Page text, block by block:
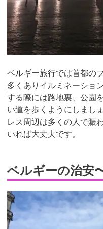
ベルギー旅行では首都の
多くありイルミネーショ
する際には路地裏、公園
い道を歩くようにしまし
レス周辺は多くの人で賑
いれば大丈夫です。
ベルギーの治安